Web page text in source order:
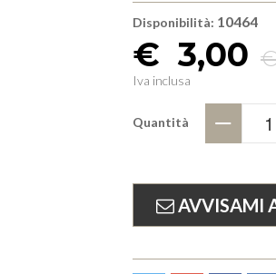
Disponibilità: 10464
€ 3,00
Iva inclusa
Quantità
−
AVVISAMI